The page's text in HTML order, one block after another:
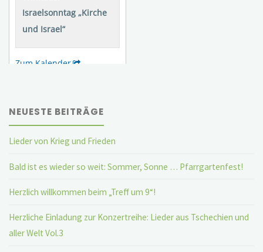
NEUESTE BEITRÄGE
Lieder von Krieg und Frieden
Bald ist es wieder so weit: Sommer, Sonne … Pfarrgartenfest!
Herzlich willkommen beim „Treff um 9“!
Herzliche Einladung zur Konzertreihe: Lieder aus Tschechien und
aller Welt Vol.3